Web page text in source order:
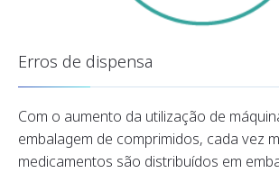
Erros de dispensa
Com o aumento da utilização de
embalagem de comprimidos, cada vez
medicamentos são distribuídos em